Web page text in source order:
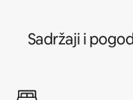
Sadržaji i